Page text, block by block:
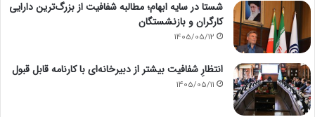
شستا در سایه ابهام؛ مطالبه شفافیت از بزرگ‌ترین دارایی
کارگران و بازنشستگان
1405/05/12
انتظارِ شفافیت بیشتر از دبیرخانه‌ای با کارنامه قابل قبول
1405/05/11